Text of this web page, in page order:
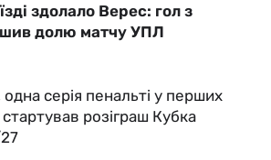
здолало Верес: гол з
долю матчу УПЛ
серія пенальті у перших
розіграш Кубка